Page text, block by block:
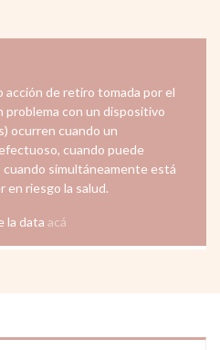
acción de retiro tomada por el
problema con un dispositivo
ocurren cuando un
cuando puede
cuando simultáneamente está
en riesgo la salud.
la data acá